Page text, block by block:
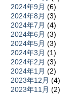
2024年9月 (6)
2024年8月 (3)
2024年7月 (4)
2024年6月 (3)
2024年5月 (3)
2024年3月 (1)
2024年2月 (3)
2024年1月 (2)
2023年12月 (4)
2023年11月 (2)